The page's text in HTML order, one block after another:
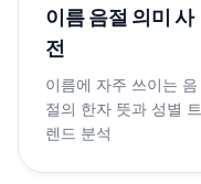
이름 음절 의미 사
전
이름에 자주 쓰이는 음
절의 한자 뜻과 성별 트
렌드 분석